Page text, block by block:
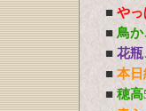
■ やっ
■ 鳥か
■ 花瓶
■ 本日
■ 穂